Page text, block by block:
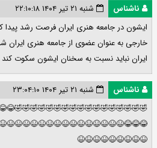
ناشناس
شنبه ۲۱ تیر ۱۴۰۴ ۲۲:۱۰:۱۸
ایشون در جامعه هنری ایران فرصت رشد پیدا
خارجی به عنوان عضوی از جامعه هنری ایران
ایران نباید نسبت به سخنان ایشون سکوت کند
ناشناس
شنبه ۲۱ تیر ۱۴۰۴ ۲۳:۰۴:۱۰
😆😆😆😆😆😆😆😆😆